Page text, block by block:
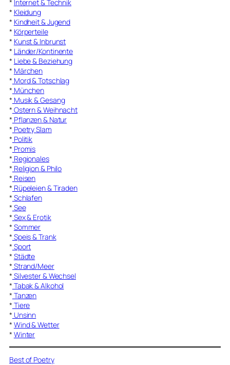
* Internet & Technik
* Kleidung
* Kindheit & Jugend
* Körperteile
* Kunst & Inbrunst
* Länder/Kontinente
* Liebe & Beziehung
* Märchen
* Mord & Totschlag
* München
* Musik & Gesang
* Ostern & Weihnacht
* Pflanzen & Natur
* Poetry Slam
* Politik
* Promis
* Regionales
* Religion & Philo
* Reisen
* Rüpeleien & Tiraden
* Schlafen
* See
* Sex & Erotik
* Sommer
* Speis & Trank
* Sport
* Städte
* Strand/Meer
* Silvester & Wechsel
* Tabak & Alkohol
* Tanzen
* Tiere
* Unsinn
* Wind & Wetter
* Winter
Best of Poetry